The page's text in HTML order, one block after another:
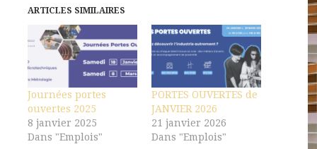
ARTICLES SIMILAIRES
Journées portes
ouvertes 2025
8 janvier 2025
Dans "Emplois"
PORTES OUVERTES de
JANVIER 2026
21 janvier 2026
Dans "Emplois"